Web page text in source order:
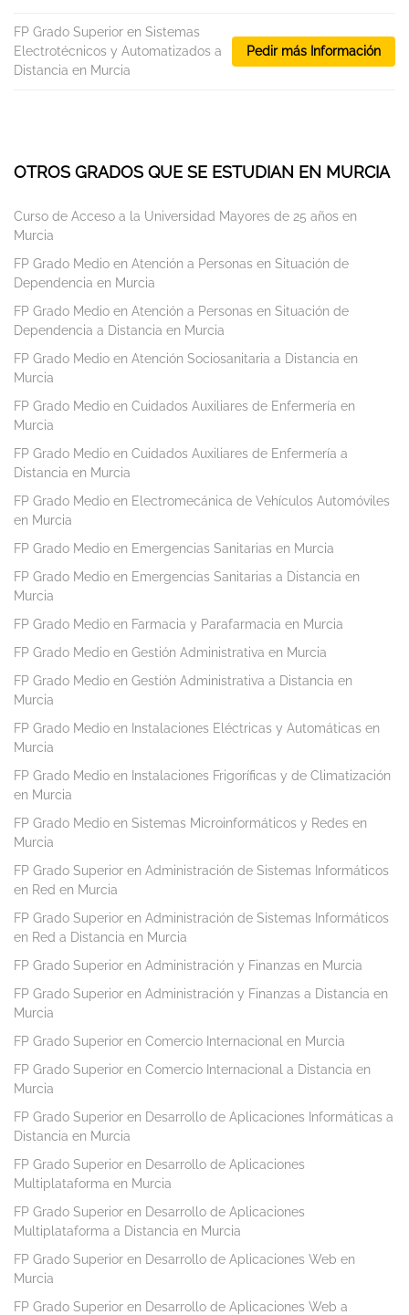
FP Grado Superior en Sistemas
Electrotécnicos y Automatizados a
Distancia en Murcia
Pedir más Información
OTROS GRADOS QUE SE ESTUDIAN EN MURCIA
Curso de Acceso a la Universidad Mayores de 25 años en
Murcia
FP Grado Medio en Atención a Personas en Situación de
Dependencia en Murcia
FP Grado Medio en Atención a Personas en Situación de
Dependencia a Distancia en Murcia
FP Grado Medio en Atención Sociosanitaria a Distancia en
Murcia
FP Grado Medio en Cuidados Auxiliares de Enfermería en
Murcia
FP Grado Medio en Cuidados Auxiliares de Enfermería a
Distancia en Murcia
FP Grado Medio en Electromecánica de Vehículos Automóviles
en Murcia
FP Grado Medio en Emergencias Sanitarias en Murcia
FP Grado Medio en Emergencias Sanitarias a Distancia en
Murcia
FP Grado Medio en Farmacia y Parafarmacia en Murcia
FP Grado Medio en Gestión Administrativa en Murcia
FP Grado Medio en Gestión Administrativa a Distancia en
Murcia
FP Grado Medio en Instalaciones Eléctricas y Automáticas en
Murcia
FP Grado Medio en Instalaciones Frigoríficas y de Climatización
en Murcia
FP Grado Medio en Sistemas Microinformáticos y Redes en
Murcia
FP Grado Superior en Administración de Sistemas Informáticos
en Red en Murcia
FP Grado Superior en Administración de Sistemas Informáticos
en Red a Distancia en Murcia
FP Grado Superior en Administración y Finanzas en Murcia
FP Grado Superior en Administración y Finanzas a Distancia en
Murcia
FP Grado Superior en Comercio Internacional en Murcia
FP Grado Superior en Comercio Internacional a Distancia en
Murcia
FP Grado Superior en Desarrollo de Aplicaciones Informáticas a
Distancia en Murcia
FP Grado Superior en Desarrollo de Aplicaciones
Multiplataforma en Murcia
FP Grado Superior en Desarrollo de Aplicaciones
Multiplataforma a Distancia en Murcia
FP Grado Superior en Desarrollo de Aplicaciones Web en
Murcia
FP Grado Superior en Desarrollo de Aplicaciones Web a